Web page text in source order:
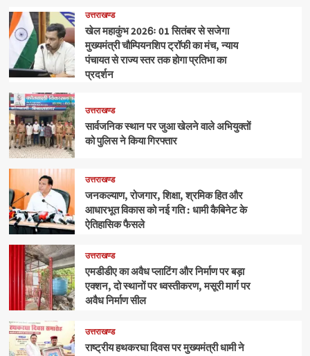
उत्तराखण्ड
खेल महाकुंभ 2026ः 01 सितंबर से सजेगा
मुख्यमंत्री चौम्पियनशिप ट्रॉफी का मंच, न्याय
पंचायत से राज्य स्तर तक होगा प्रतिभा का
प्रदर्शन
उत्तराखण्ड
सार्वजनिक स्थान पर जुआ खेलने वाले अभियुक्तों
को पुलिस ने किया गिरफ्तार
उत्तराखण्ड
जनकल्याण, रोजगार, शिक्षा, श्रमिक हित और
आधारभूत विकास को नई गति : धामी कैबिनेट के
ऐतिहासिक फैसले
उत्तराखण्ड
एमडीडीए का अवैध प्लाटिंग और निर्माण पर बड़ा
एक्शन, दो स्थानों पर ध्वस्तीकरण, मसूरी मार्ग पर
अवैध निर्माण सील
उत्तराखण्ड
राष्ट्रीय हथकरघा दिवस पर मुख्यमंत्री धामी ने